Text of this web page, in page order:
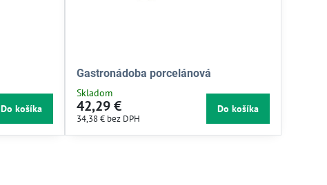
Do košíka
Gastronádoba porcelánová
Skladom
42,29 €
34,38 € bez DPH
Do košíka